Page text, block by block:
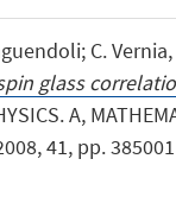
C. Vernia,
glass
A,
41, pp.